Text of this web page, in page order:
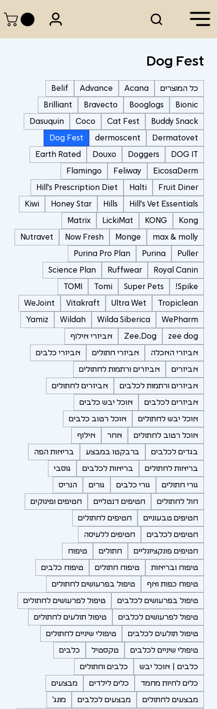
Dog Fest
כל המוצרים Acana
Advance
Belif
Bionic
Booglogs
Bravecto
Brilliant
Buddy Snack
Cat Fest
Coco
Dasuquin
Dermatovet
dermoscent
Dog Fest
DOG IT
Doggers
Douxo
Earth Rated
EicosaDerm
Feliway
Flamingo
Fruit Diner
Halti
Hill's Prescription Diet
Hill's Vet Essentials
Hills
Honey Star
Kiwi
Kong
KONG
LickiMat
Matrix
max & molly
Monge
Now Fresh
Nutravet
Puller
Purina
Purina Pro Plan
Royal Canin
Ruffwear
Science Plan
Spike!
Super Pets
Tomi
TOMI
Tropiclean
Ultra Wet
Vitakraft
WeJoint
WePharm
Wilda Siberica
Wildah
Yamiz
zee dog
Zee.Dog אביזרי אילוף
אביזרי האכלה אביזרי חתולים אביזרי כלבים
אביזרים אביזרים ורתמות לחתולים
אביזרים ורתמות לכלבים אביזרים לחתולים
אביזרים לכלבים אוכל יבש כלבים
אוכל יבש לחתולים אוכל רטוב כלבים
אוכל רטוב לחתולים אחר אילוף
בגדים לכלבים ברבקטו במבצע בריאות הפה
בריאות לחתולים בריאות לכלבים גוסבי
גורי חתולים גורי כלבים גורים הנריס
חול לחתולים חטיפים דנטליים חטיפים ופינוקים
חטיפים טבעוניים חטיפים לחתולים
חטיפים לכלבים חטיפים ללעיסה
חטיפים פונקציונליים חתולים טיפוח
טיפוח ובריאות טיפוח חתולים טיפוח כלבים
טיפוח כפות ואף טיפול בפרעושים לחתולים
טיפול בפרעושים לכלבים טיפול לפרעושים לחתולים
טיפול לפרעושים לכלבים טיפול תולעים לחתולים
טיפול תולעים לכלבים טיפולי שיניים לחתולים
טיפולי שיניים לכלבים טקסטיל כלבים
כלבים | אוכל יבש כלבים וחתולים
כלים לחיות מחמד כלים לילדים מבצעים
מבצעים לחתולים מבצעים לכלבים מונג'